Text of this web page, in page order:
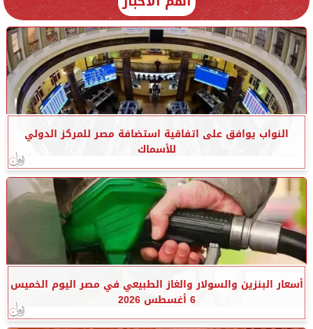
النواب يوافق على اتفاقية استضافة مصر للمركز الدولي
للأسماك
أسعار البنزين والسولار والغاز الطبيعي في مصر اليوم الخميس
6 أغسطس 2026